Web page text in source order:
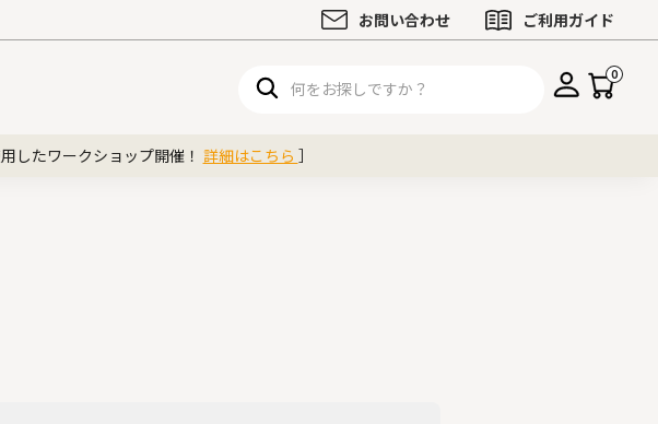
お問い合わせ ご利用ガイド
0
したワークショップ開催！ 詳細はこちら ］